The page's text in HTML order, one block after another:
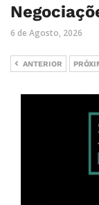
6 de Agosto, 2026
ANTERIOR